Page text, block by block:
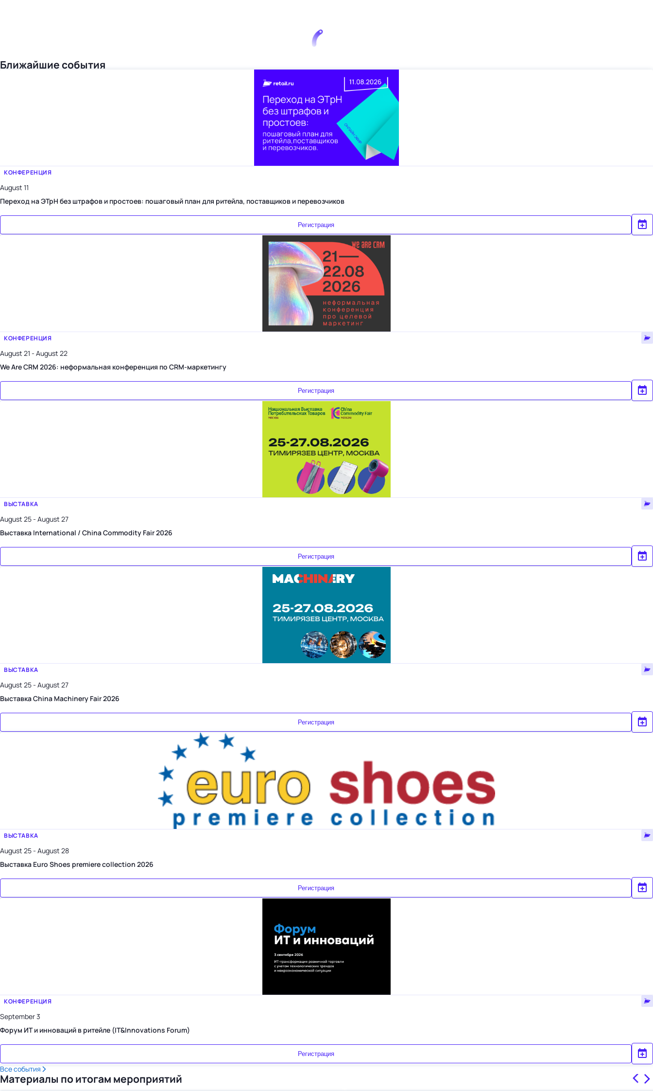
Ближайшие события
КОНФЕРЕНЦИЯ
August 11
Переход на ЭТрН без штрафов и простоев: пошаговый план для ритейла, поставщиков и перевозчиков
Регистрация
КОНФЕРЕНЦИЯ
August 21 - August 22
We Are CRM 2026: неформальная конференция по CRM-маркетингу
Регистрация
ВЫСТАВКА
August 25 - August 27
Выставка International / China Commodity Fair 2026
Регистрация
ВЫСТАВКА
August 25 - August 27
Выставка China Machinery Fair 2026
Регистрация
ВЫСТАВКА
August 25 - August 28
Выставка Euro Shoes premiere collection 2026
Регистрация
КОНФЕРЕНЦИЯ
September 3
Форум ИТ и инноваций в ритейле (IT&Innovations Forum)
Регистрация
Все события
Материалы по итогам мероприятий